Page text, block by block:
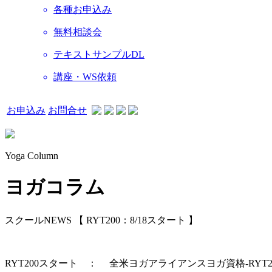
各種お申込み
無料相談会
テキストサンプルDL
講座・WS依頼
お申込み お問合せ
Yoga Column
ヨガコラム
スクールNEWS 【 RYT200：8/18スタート 】
RYT200スタート ： 全米ヨガアライアンスヨガ資格-